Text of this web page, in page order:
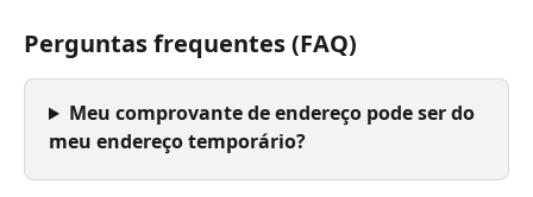
Perguntas frequentes (FAQ)
Meu comprovante de endereço pode ser do
meu endereço temporário?